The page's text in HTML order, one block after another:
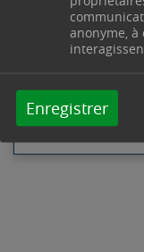
anonyme,
Enregistrer
Télephone :
Horaires : Du
13h30 à